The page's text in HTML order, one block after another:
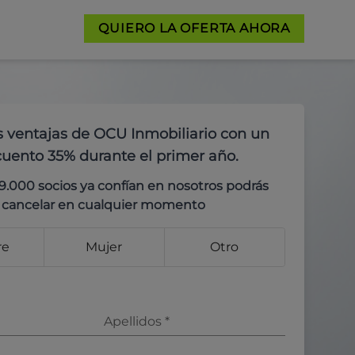
QUIERO LA OFERTA AHORA
ventajas de OCU Inmobiliario con un
35% durante el primer año.
socios ya confían en nosotros podrás
cancelar en cualquier momento
Mujer Otro
Apellidos *